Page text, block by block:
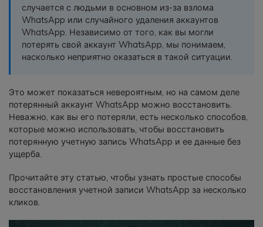
фотографии, видео и многое
другое со смартфона на смартфон,
со смартфона на ПК и наоборот.
Создавайте резервные копии для
18+ типов данных и данных
WhatsApp на ПК. С легкостью
восстанавливайте резервные
Перенос плейлистов
случается с людьми в основном из-за взлома
WhatsApp или случайного удаления аккаунтов
WhatsApp. Независимо от того, как вы могли
потерять свой аккаунт WhatsApp, мы понимаем,
насколько неприятно оказаться в такой ситуации.
Это может показаться невероятным, но на самом деле
потерянный аккаунт WhatsApp можно восстановить.
Неважно, как вы его потеряли, есть несколько способов,
которые можно использовать, чтобы восстановить
потерянную учетную запись WhatsApp и ее данные без
ущерба.
Прочитайте эту статью, чтобы узнать простые способы
восстановления учетной записи WhatsApp за несколько
кликов.